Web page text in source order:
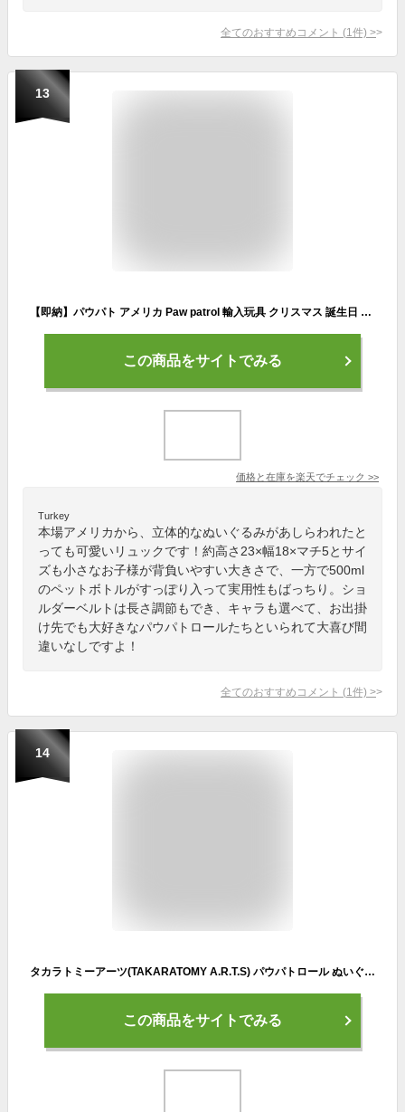
全てのおすすめコメント (1 件) >
13
【即納】パウパト アメリカ Paw patrol 輸入玩具 クリスマス 誕生日 プレゼント 男の子 女の子 1歳 2歳 3歳 4歳 ぬいぐるみ おもちゃ グッズパウパトロール 幼児 リュック 立体 バッグ バックパック リュックサック チェイス/ラブル/マーシャル/ スカイ
この商品をサイトでみる
価格と在庫を楽天でチェック >>
Turkey
本場アメリカから、立体的なぬいぐるみがあしらわれたと
っても可愛いリュックです！約高さ23×幅18×マチ5とサイ
ズも小さなお子様が背負いやすい大きさで、一方で500ml
のペットボトルがすっぽり入って実用性もばっちり。ショ
ルダーベルトは長さ調節もでき、キャラも選べて、お出掛
け先でも大好きなパウパトロールたちといられて大喜び間
違いなしですよ！
全てのおすすめコメント (1 件) >
14
タカラトミーアーツ(TAKARATOMY A.R.T.S) パウパトロール ぬいぐるみM マーシャルver.ぬいぐるみ高さ約24cm
この商品をサイトでみる